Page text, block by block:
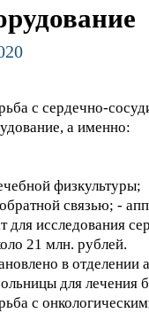
с сердечно-
а именно:
физкультуры;
связью; -
для исследования
21 млн. рублей.
в
для лечения
с